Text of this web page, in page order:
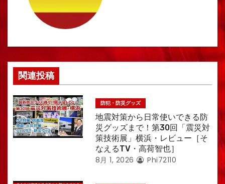
ョ
関連投稿
防犯・防災グッズ
地震対策から日常使いできる防
災グッズまで！第30回「震災対
策技術展」横浜・レビュー［そ
なえるTV・高荷智也］
8月 1, 2026 Phi72110